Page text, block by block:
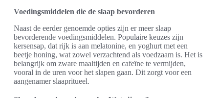
Voedingsmiddelen die de slaap bevorderen
Naast de eerder genoemde opties zijn er meer slaap
bevorderende voedingsmiddelen. Populaire keuzes zijn
kersensap, dat rijk is aan melatonine, en yoghurt met een
beetje honing, wat zowel verzachtend als voedzaam is. Het is
belangrijk om zware maaltijden en cafeïne te vermijden,
vooral in de uren voor het slapen gaan. Dit zorgt voor een
aangenamer slaapritueel.